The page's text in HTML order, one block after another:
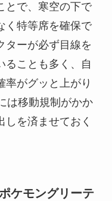
とで、寒空の下で
く特等席を確保で
ターが必ず目線を
ることも多く、自
率がグッと上がり
は移動規制がかか
しを済ませておく
ケモングリーテ